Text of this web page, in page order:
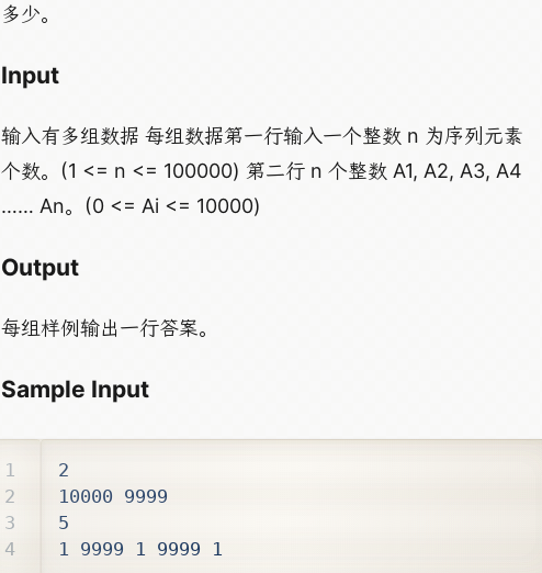
多少。
Input
输入有多组数据 每组数据第一行输入一个整数 n 为序列元素
个数。(1 <= n <= 100000) 第二行 n 个整数 A1, A2, A3, A4
…… An。(0 <= Ai <= 10000)
Output
每组样例输出一行答案。
Sample Input
1 9999 1 9999 1